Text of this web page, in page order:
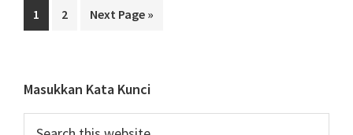
Page
1 Page
2
Go
Next Page »
Primary
Sidebar
Masukkan Kata Kunci